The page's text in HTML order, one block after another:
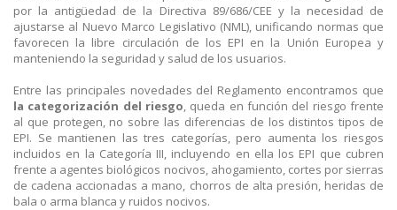
por la antigüedad de la Directiva 89/686/CEE y la necesidad de
ajustarse al Nuevo Marco Legislativo (NML), unificando normas que
favorecen la libre circulación de los EPI en la Unión Europea y
manteniendo la seguridad y salud de los usuarios.
Entre las principales novedades del Reglamento encontramos que
la categorización del riesgo, queda en función del riesgo frente
al que protegen, no sobre las diferencias de los distintos tipos de
EPI. Se mantienen las tres categorías, pero aumenta los riesgos
incluidos en la Categoría III, incluyendo en ella los EPI que cubren
frente a agentes biológicos nocivos, ahogamiento, cortes por sierras
de cadena accionadas a mano, chorros de alta presión, heridas de
bala o arma blanca y ruidos nocivos.